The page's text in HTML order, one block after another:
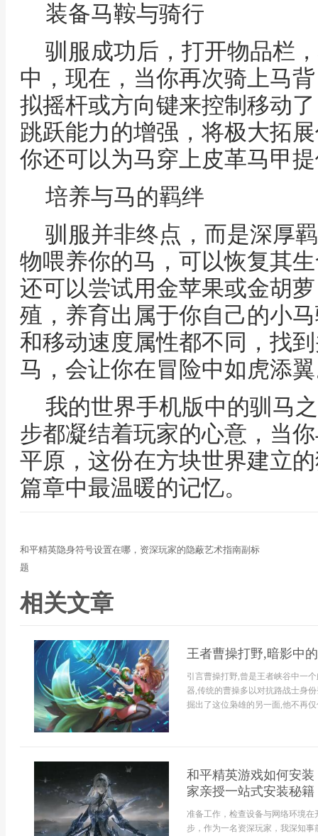
装备马鞍与骑行
驯服成功后，打开物品栏
中，现在，当你再次骑上马
拟摇杆或方向键来控制移动
跳跃能力的增强，将极大拓
你还可以为马穿上皮革马甲
培养与马的羁绊
驯服并非终点，而是深厚
物喂养你的马，可以恢复其
还可以尝试用金苹果或金胡
殖，养育出属于你自己的小
和移动速度属性都不同，找
马，会让你在冒险中如虎添
我的世界手机版中的驯马
步都凝结着玩家的心意，当
平原，这份在方块世界建立
篇章中最温暖的记忆。
和平精英隐身符号设置在哪，资深玩家的隐蔽艺术指南副标
题
相关文章
王者曹操打野,暗影中
引言曹操打野,曾是王者峡谷中一
器,传统的曹操多以对抗路战士身
掘出了这位枭雄的另一面,他不再
和平精英游戏如何安
家亲授一站式安装秘籍
准备工作，检查设备与网络环境
步，作为一名资深玩家，我深知